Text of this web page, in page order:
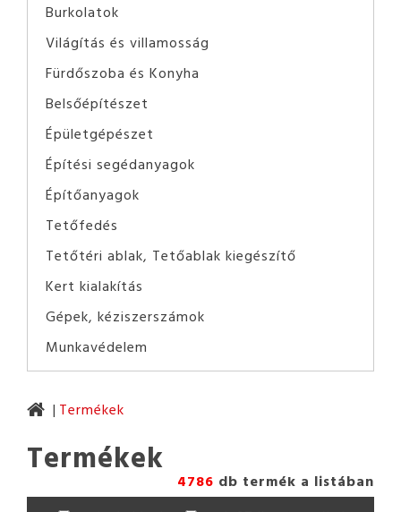
Burkolatok
Világítás és villamosság
Fürdőszoba és Konyha
Belsőépítészet
Épületgépészet
Építési segédanyagok
Építőanyagok
Tetőfedés
Tetőtéri ablak, Tetőablak kiegészítő
Kert kialakítás
Gépek, kéziszerszámok
Munkavédelem
Termékek
Termékek
4786 db termék a listában